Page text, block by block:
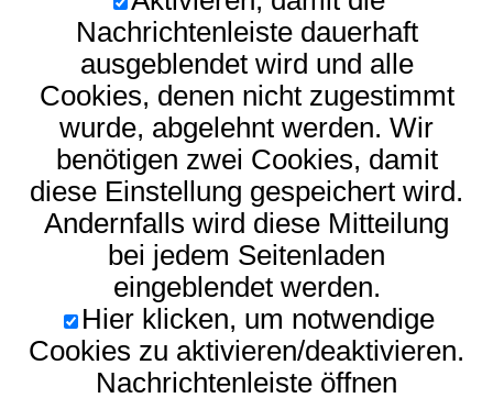
Nachrichtenleiste dauerhaft
ausgeblendet wird und alle
Cookies, denen nicht zugestimmt
wurde, abgelehnt werden. Wir
benötigen zwei Cookies, damit
diese Einstellung gespeichert wird.
Andernfalls wird diese Mitteilung
bei jedem Seitenladen
eingeblendet werden.
Hier klicken, um notwendige
Cookies zu aktivieren/deaktivieren.
Nachrichtenleiste öffnen